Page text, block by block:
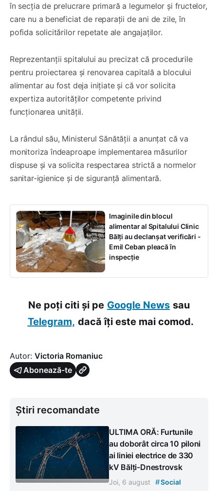
în secția de prelucrare primară a legumelor și fructelor,
care nu a beneficiat de reparații de ani de zile, în
pofida solicitărilor repetate ale angajaților.
Reprezentanții spitalului au precizat că procedurile
pentru proiectarea și renovarea capitală a blocului
alimentar au fost deja inițiate și că vor solicita
expertiza autorităților competente privind
funcționarea unității.
La rândul său, Ministerul Sănătății a anunțat că va
monitoriza îndeaproape implementarea măsurilor
dispuse și va solicita respectarea strictă a normelor
sanitar-igienice și de siguranță alimentară.
Imaginile din blocul
alimentar al Spitalului Clinic
Bălți au declanșat verificări -
Emil Ceban pleacă în
inspecție
Ne poți citi și pe Google News sau
Telegram, dacă îți este mai comod.
Autor: Victoria Romaniuc
Abonează-te
Știri recomandate
ULTIMA ORĂ: Furtunile
au doborât circa 10 piloni
ai liniei electrice de 330
kV Bălți-Dnestrovsk
Joi, 6 august #Social